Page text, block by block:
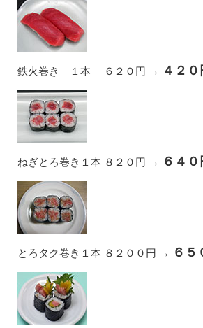
鉄火巻き １本 ６２０円 → ４２０
ねぎとろ巻き１本 ８２０円 → ６４０
とろタク巻き１本 ８２００円 → ６５